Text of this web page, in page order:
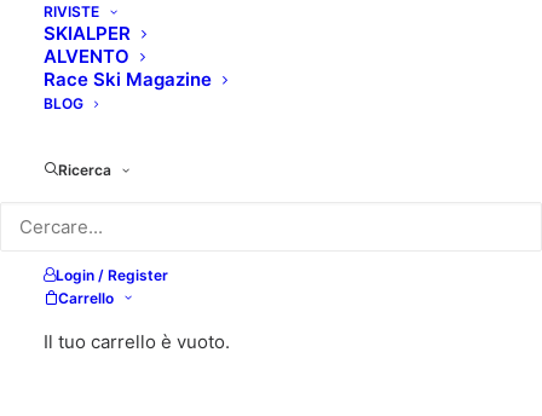
RIVISTE
SKIALPER
ALVENTO
Race Ski Magazine
BLOG
Ricerca
Login / Register
Carrello
Il tuo carrello è vuoto.